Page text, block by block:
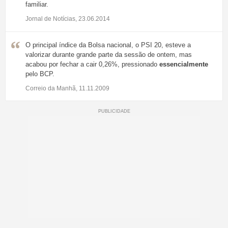
familiar.
Jornal de Notícias, 23.06.2014
O principal índice da Bolsa nacional, o PSI 20, esteve a
valorizar durante grande parte da sessão de ontem, mas
acabou por fechar a cair 0,26%, pressionado essencialmente
pelo BCP.
Correio da Manhã, 11.11.2009